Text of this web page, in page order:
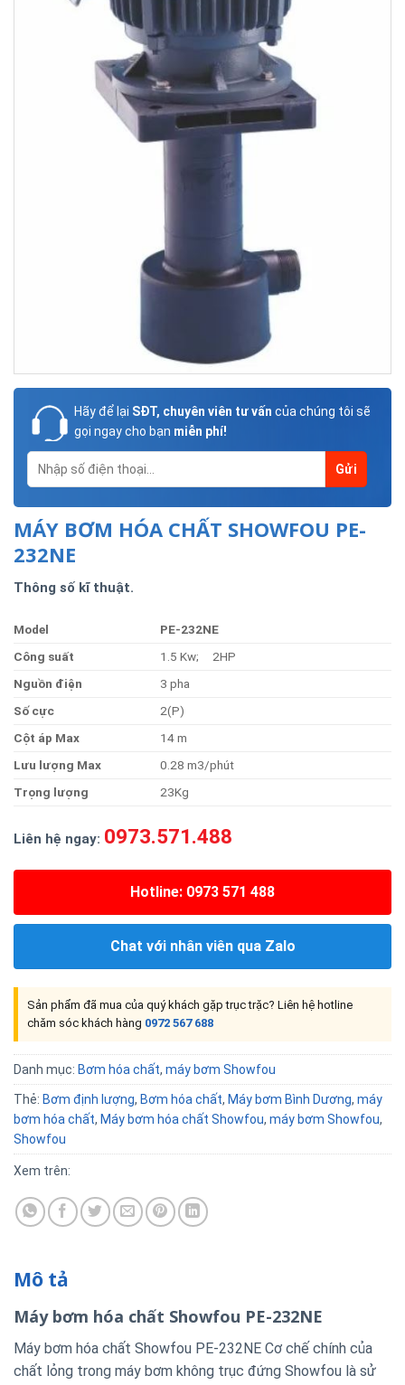
Hãy để lại SĐT, chuyên viên tư vấn của chúng tôi sẽ
gọi ngay cho bạn miễn phí!
MÁY BƠM HÓA CHẤT SHOWFOU PE-
232NE
Thông số kĩ thuật.
Model PE-232NE
Công suất
1.5 Kw; 2HP
Nguồn điện
3 pha
Số cực
2(P)
Cột áp Max
14 m
Lưu lượng Max
0.28 m3/phút
Trọng lượng 23Kg
Liên hệ ngay: 0973.571.488
Hotline: 0973 571 488
Chat với nhân viên qua Zalo
Sản phẩm đã mua của quý khách gặp trục trặc? Liên hệ hotline
chăm sóc khách hàng 0972 567 688
Danh mục: Bơm hóa chất, máy bơm Showfou
Thẻ: Bơm định lượng, Bơm hóa chất, Máy bơm Bình Dương, máy
bơm hóa chất, Máy bơm hóa chất Showfou, máy bơm Showfou,
Showfou
Xem trên:
Mô tả
Máy bơm hóa chất Showfou PE-232NE
Máy bơm hóa chất Showfou PE-232NE Cơ chế chính của
chất lỏng trong máy bơm không trục đứng Showfou là sử